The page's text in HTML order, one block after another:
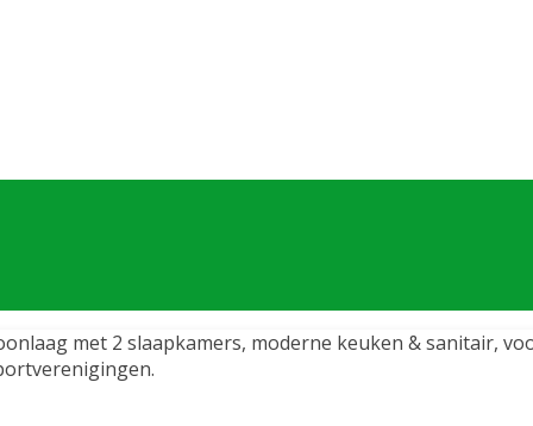
met 2 slaapkamers, moderne keuken & sanitair,